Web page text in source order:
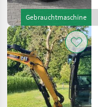
Gebrauchtmaschine